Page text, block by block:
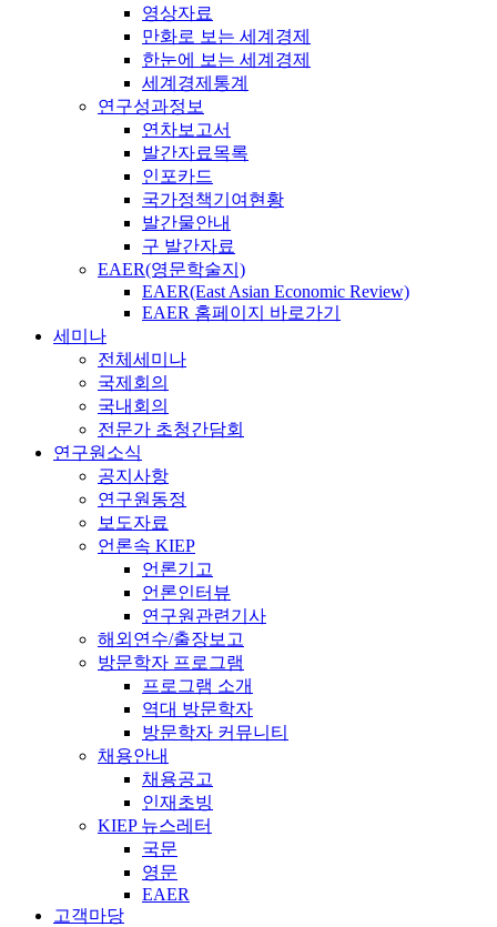
영상자료
만화로 보는 세계경제
한눈에 보는 세계경제
세계경제통계
연구성과정보
연차보고서
발간자료목록
인포카드
국가정책기여현황
발간물안내
구 발간자료
EAER(영문학술지)
EAER(East Asian Economic Review)
EAER 홈페이지 바로가기
세미나
전체세미나
국제회의
국내회의
전문가 초청간담회
연구원소식
공지사항
연구원동정
보도자료
언론속 KIEP
언론기고
언론인터뷰
연구원관련기사
해외연수/출장보고
방문학자 프로그램
프로그램 소개
역대 방문학자
방문학자 커뮤니티
채용안내
채용공고
인재초빙
KIEP 뉴스레터
국문
영문
EAER
고객마당